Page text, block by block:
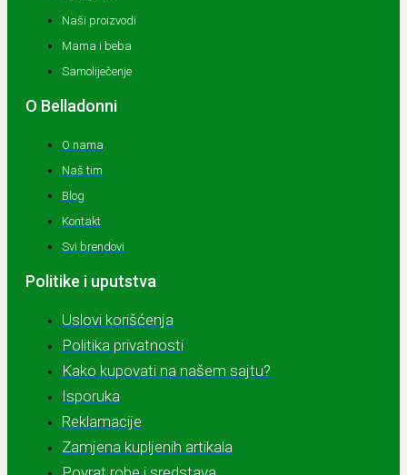
Naši proizvodi
Mama i beba
Samoliječenje
O Belladonni
O nama
Naš tim
Blog
Kontakt
Svi brendovi
Politike i uputstva
Uslovi korišćenja
Politika privatnosti
Kako kupovati na našem sajtu?
Isporuka
Reklamacije
Zamjena kupljenih artikala